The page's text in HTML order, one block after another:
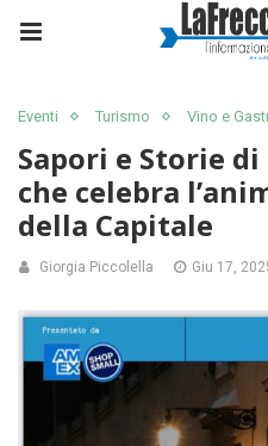
Eventi Turismo Vino e
Sapori e Storie
che celebra
della Capitale
Giorgia Piccolella Giu 17,